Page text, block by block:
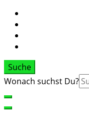
Suche
Suche
Wonach suchst Du?